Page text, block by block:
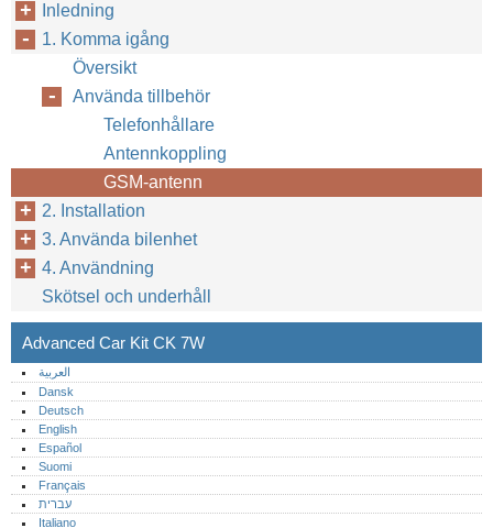
Inledning
1. Komma igång
Översikt
Använda tillbehör
Telefonhållare
Antennkoppling
GSM-antenn
2. Installation
3. Använda bilenhet
4. Användning
Skötsel och underhåll
Advanced Car Kit CK 7W
العربية
Dansk
Deutsch
English
Español
Suomi
Français
עברית
Italiano